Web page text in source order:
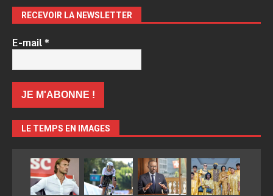
RECEVOIR LA NEWSLETTER
E-mail*
LE TEMPS EN IMAGES